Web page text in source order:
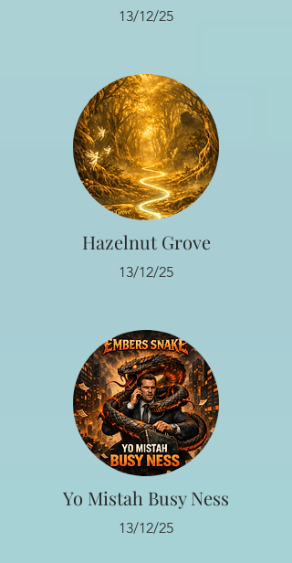
13/12/25
Hazelnut Grove
13/12/25
Yo Mistah Busy Ness
13/12/25